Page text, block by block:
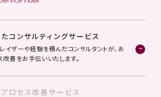
コンサルティングサービス
イザーや経験を積んだコンサルタントが、お
善をお手伝いいたします。
ロセス改善サービス